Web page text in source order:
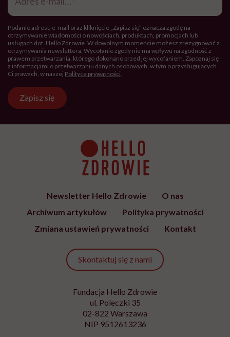
mail*
Podanie adresu e-mail oraz kliknięcie „Zapisz się” oznacza zgodę na
otrzymywanie wiadomości o nowościach, produktach, promocjach lub
usługach dot. Hello Zdrowie. W dowolnym momencie możesz zrezygnować z
otrzymywania newslettera. Wycofanie zgody nie ma wpływu na zgodność z
prawem przetwarzania, którego dokonano przed jej wycofaniem. Zapoznaj się
z informacjami o przetwarzaniu danych osobowych, w tym o przysługujących
Ci prawach, w naszej Polityce prywatności
Zapisz się
Newsletter Hello Zdrowie
O nas
Archiwum artykułów
Polityka prywatności
Zmiana ustawień prywatności
Kontakt
Skontaktuj się z nami
Fundacja Hello Zdrowie
ul. Poleczki 35
02-822 Warszawa
NIP 9512613236